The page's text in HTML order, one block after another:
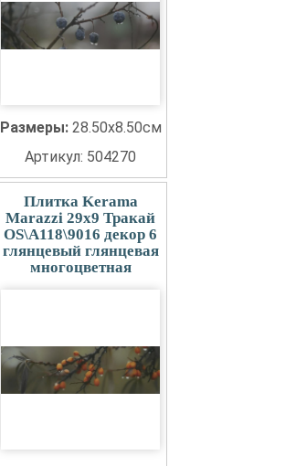
Размеры: 28.50x8.50см
Артикул: 504270
Плитка Kerama
Marazzi 29x9 Тракай
OS\A118\9016 декор 6
глянцевый глянцевая
многоцветная